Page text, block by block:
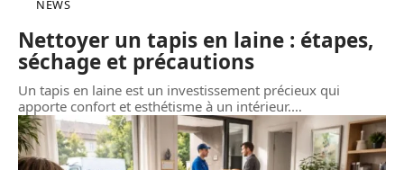
NEWS
Nettoyer un tapis en laine : étapes,
séchage et précautions
Un tapis en laine est un investissement précieux qui
apporte confort et esthétisme à un intérieur.…